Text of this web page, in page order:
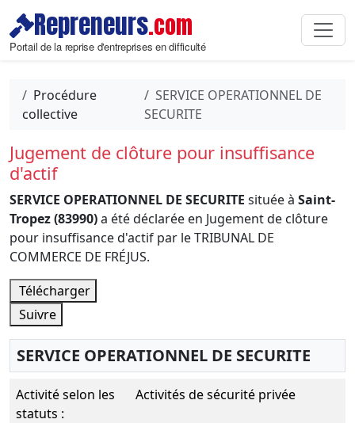
Repreneurs.com
Portail de la reprise d'entreprises en difficulté
Procédure
collective
SERVICE OPERATIONNEL DE
SECURITE
Jugement de clôture pour insuffisance
d'actif
SERVICE OPERATIONNEL DE SECURITE située à Saint-
Tropez (83990)a été déclarée en Jugement de clôture
pour insuffisance d'actif par le TRIBUNAL DE
COMMERCE DE FRÉJUS.
Télécharger
Suivre
SERVICE OPERATIONNEL DE SECURITE
Activité selon les
statuts :
Activités de sécurité privée